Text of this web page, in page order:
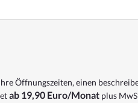
Öffnungszeiten, einen
ab 19,90 Euro/Monat plus